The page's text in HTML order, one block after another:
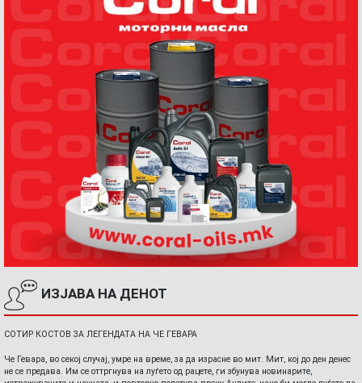
ИЗЈАВА НА ДЕНОТ
СОТИР КОСТОВ ЗА ЛЕГЕНДАТА НА ЧЕ ГЕВАРА
Че Гевара, во секој случај, умре на време, за да израсне во мит. Мит, кој до ден денес
не се предава. Им се оттргнува на луѓето од рацете, ги збунува новинарите,